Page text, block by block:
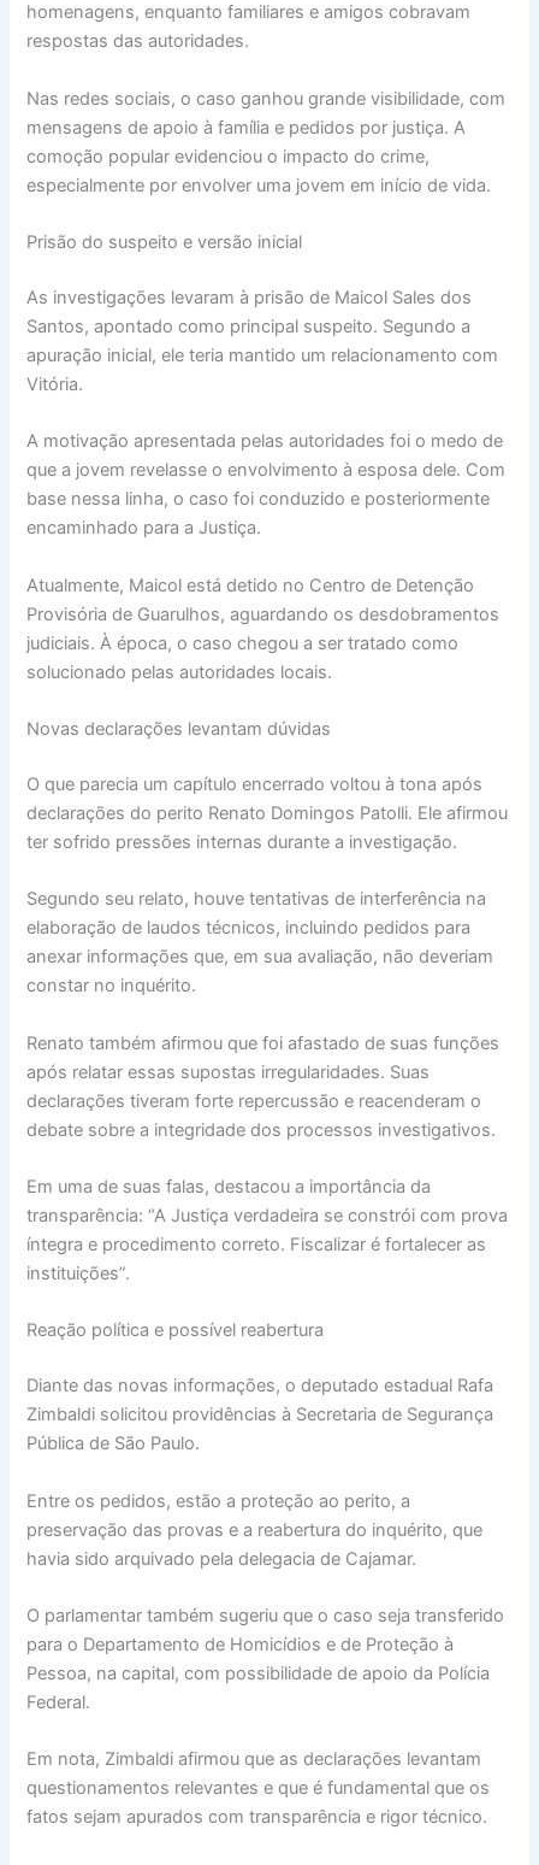
homenagens, enquanto familiares e amigos cobravam
respostas das autoridades.
Nas redes sociais, o caso ganhou grande visibilidade, com
mensagens de apoio à família e pedidos por justiça. A
comoção popular evidenciou o impacto do crime,
especialmente por envolver uma jovem em início de vida.
Prisão do suspeito e versão inicial
As investigações levaram à prisão de Maicol Sales dos
Santos, apontado como principal suspeito. Segundo a
apuração inicial, ele teria mantido um relacionamento com
Vitória.
A motivação apresentada pelas autoridades foi o medo de
que a jovem revelasse o envolvimento à esposa dele. Com
base nessa linha, o caso foi conduzido e posteriormente
encaminhado para a Justiça.
Atualmente, Maicol está detido no Centro de Detenção
Provisória de Guarulhos, aguardando os desdobramentos
judiciais. À época, o caso chegou a ser tratado como
solucionado pelas autoridades locais.
Novas declarações levantam dúvidas
O que parecia um capítulo encerrado voltou à tona após
declarações do perito Renato Domingos Patolli. Ele afirmou
ter sofrido pressões internas durante a investigação.
Segundo seu relato, houve tentativas de interferência na
elaboração de laudos técnicos, incluindo pedidos para
anexar informações que, em sua avaliação, não deveriam
constar no inquérito.
Renato também afirmou que foi afastado de suas funções
após relatar essas supostas irregularidades. Suas
declarações tiveram forte repercussão e reacenderam o
debate sobre a integridade dos processos investigativos.
Em uma de suas falas, destacou a importância da
transparência: “A Justiça verdadeira se constrói com prova
íntegra e procedimento correto. Fiscalizar é fortalecer as
instituições”.
Reação política e possível reabertura
Diante das novas informações, o deputado estadual Rafa
Zimbaldi solicitou providências à Secretaria de Segurança
Pública de São Paulo.
Entre os pedidos, estão a proteção ao perito, a
preservação das provas e a reabertura do inquérito, que
havia sido arquivado pela delegacia de Cajamar.
O parlamentar também sugeriu que o caso seja transferido
para o Departamento de Homicídios e de Proteção à
Pessoa, na capital, com possibilidade de apoio da Polícia
Federal.
Em nota, Zimbaldi afirmou que as declarações levantam
questionamentos relevantes e que é fundamental que os
fatos sejam apurados com transparência e rigor técnico.